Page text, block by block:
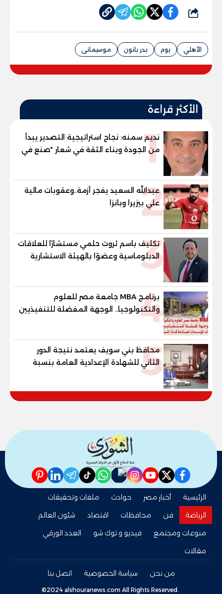
شارك
الأهلي يوم بدر بانون موسيمانى
الأكثر قراءة
1
نديم سمنه: نجاح استراتيجية التصدير يبدأ
من الجودة وبناء الثقة في شعار "صنع في
مصر"
2
عبدالله السعيد يفجر أزمة..وعقوبات مالية
علي بيزيرا وبانزا
3
تكليف باسم ثروت حلمي مستشارًا للعلاقات
الدبلوماسية وعضوًا بالهيئة الاستشارية
العليا لمنظمة «جاد جمينت يوإن»
4
برنامج MBA جامعة مصر للعلوم
والتكنولوجيا.. الوجهة المفضلة للتنفيذيين
وقيادات المؤسسات لصناعة قادة
5
محافظ بني سويف يعتمد نتيجة الدور
الثاني للشهادة الإعدادية العامة بنسبة
والنور للمكفوفين
facebook
twitter
youtube
instagram
nabd
whatsapp
tiktok
telegram
linkedin
pinterest
الرئيسية أخبار مصر حوادث
ملفات وتحقيقات
الرياضة
فن محافظات اقتصاد
شئون العالم
منوعات ومجتمع
فيديو و توك شو
العدد الورقي
مقالات
من نحن سياسة الخصوصية اتصل بنا
©2024 alshouranews.com All Rights Reserved.